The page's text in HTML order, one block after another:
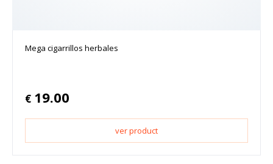
Mega cigarrillos herbales
€ 19.00
ver product